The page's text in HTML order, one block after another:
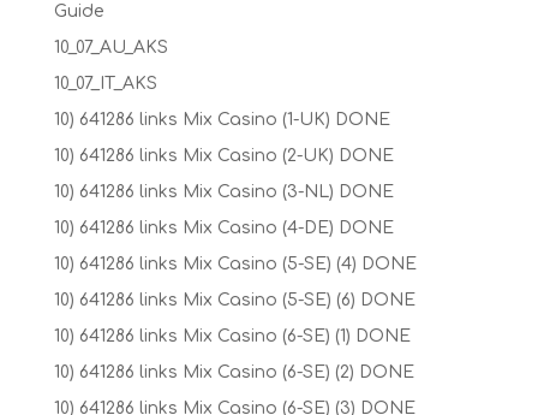
Guide
10_07_AU_AKS
10_07_IT_AKS
10) 641286 links Mix Casino (1-UK) DONE
10) 641286 links Mix Casino (2-UK) DONE
10) 641286 links Mix Casino (3-NL) DONE
10) 641286 links Mix Casino (4-DE) DONE
10) 641286 links Mix Casino (5-SE) (4) DONE
10) 641286 links Mix Casino (5-SE) (6) DONE
10) 641286 links Mix Casino (6-SE) (1) DONE
10) 641286 links Mix Casino (6-SE) (2) DONE
10) 641286 links Mix Casino (6-SE) (3) DONE